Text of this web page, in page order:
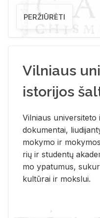
PERŽIŪRĖTI
Vilniaus
istorijos
Vil­niaus uni­ver­si­te­to
do­ku­men­tai,
mo­ky­mo ir
rių ir stu­den­tų
mo ypa­tu­mus,
kul­tū­rai ir moks­lui.